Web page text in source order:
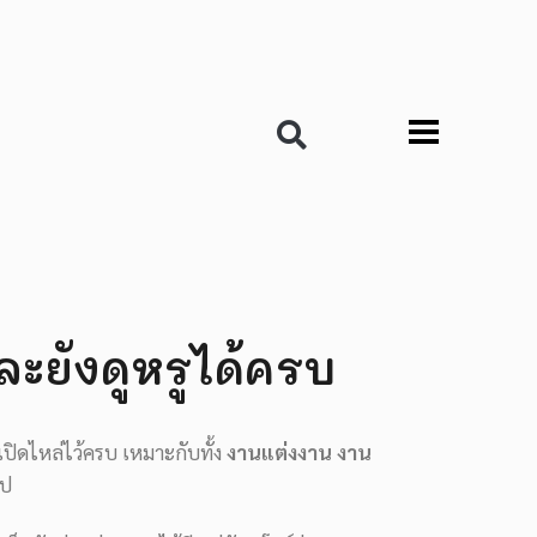
ยังดูหรูได้ครบ
ดไหล่ไว้ครบ เหมาะกับทั้ง งานแต่งงาน งาน